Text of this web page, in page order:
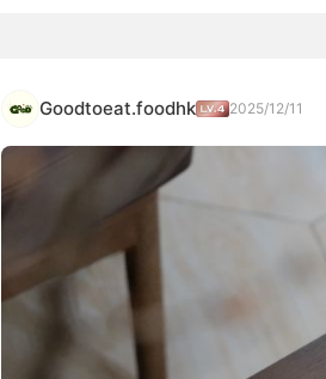
Goodtoeat.foodhk 2025/12/11